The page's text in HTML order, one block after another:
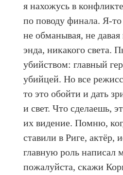
я нахожусь в
по поводу финала. Я-то
не обманывая, не
энда, никакого света.
убийством: главный
убийцей. Но все
то это обойти и дать
и свет. Что сделаешь,
их видение. Помню,
ставили в Риге, актёр,
главную роль
пожалуйста, скажи